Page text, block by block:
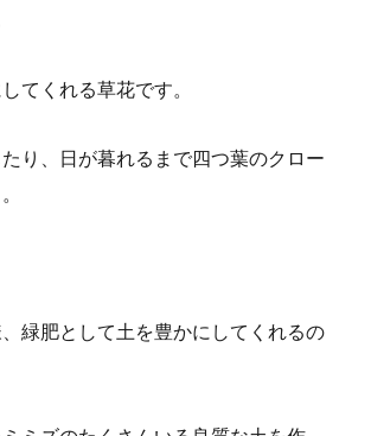
てくれる草花です。
り、日が暮れるまで四つ葉のクロー
緑肥として土を豊かにしてくれるの